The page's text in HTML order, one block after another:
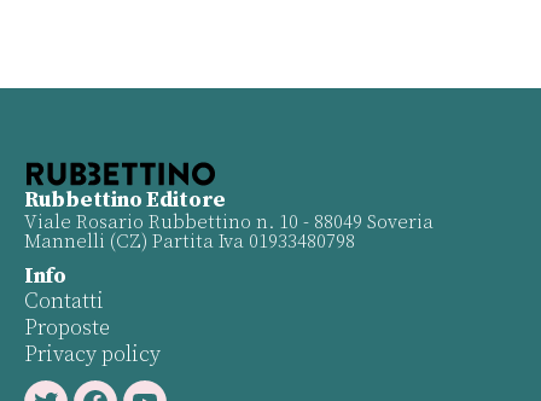
Rubbettino Editore
Viale Rosario Rubbettino n. 10 - 88049 Soveria
Mannelli (CZ) Partita Iva 01933480798
Info
Contatti
Proposte
Privacy policy